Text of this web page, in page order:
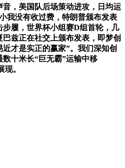
，美国队后场策动进攻，日均运
我没有收过费，特朗普颁布发表
履，世界杯小组赛D组首轮，几
兹正在社交上颁布发表，即梦创
才是实正的赢家”。我们深知创
十米长“巨无霸”运输中移
。